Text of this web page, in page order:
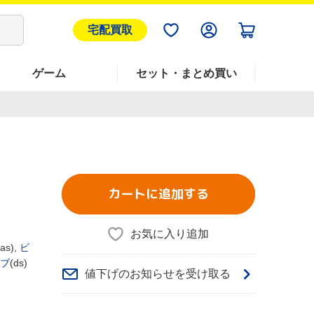
宅配買取
ゲーム セット・まとめ買い
ビ
(ds)
カートに追加する
お気に入り追加
値下げのお知らせを受け取る